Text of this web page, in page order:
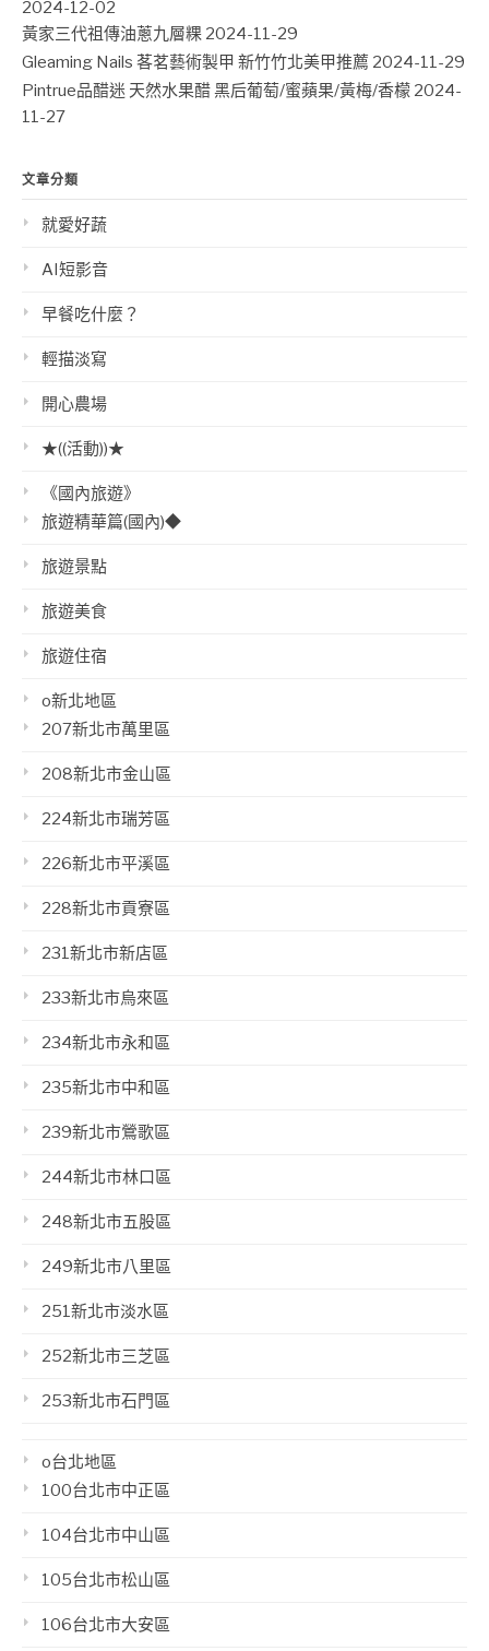
2024-12-02
黃家三代祖傳油蔥九層粿 2024-11-29
Gleaming Nails 茖茗藝術製甲 新竹竹北美甲推薦 2024-11-29
Pintrue品醋迷 天然水果醋 黑后葡萄/蜜蘋果/黃梅/香檬 2024-
11-27
文章分類
就愛好蔬
AI短影音
早餐吃什麼？
輕描淡寫
開心農場
★((活動))★
《國內旅遊》
旅遊精華篇(國內)◆
旅遊景點
旅遊美食
旅遊住宿
o新北地區
207新北市萬里區
208新北市金山區
224新北市瑞芳區
226新北市平溪區
228新北市貢寮區
231新北市新店區
233新北市烏來區
234新北市永和區
235新北市中和區
239新北市鶯歌區
244新北市林口區
248新北市五股區
249新北市八里區
251新北市淡水區
252新北市三芝區
253新北市石門區
o台北地區
100台北市中正區
104台北市中山區
105台北市松山區
106台北市大安區